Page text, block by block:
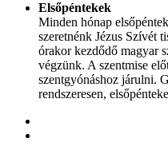
Elsőpéntekek
Minden hónap
szeretnénk Jézus Szívét
órakor kezdődő magyar
végzünk. A szentmise
szentgyónáshoz járulni.
rendszeresen,